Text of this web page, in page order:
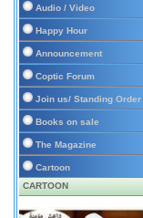
Audio / Video
Happy Hour
Announcement
Coptic Forum
Join us/ Standing Order
Books on sale
The Magazine
Cartoon
CARTOON